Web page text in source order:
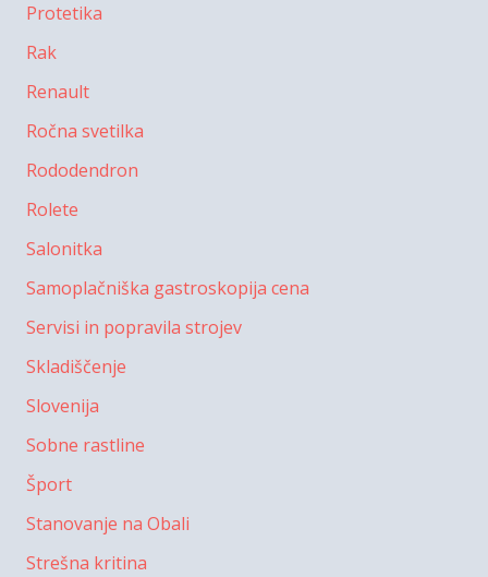
Protetika
Rak
Renault
Ročna svetilka
Rododendron
Rolete
Salonitka
Samoplačniška gastroskopija cena
Servisi in popravila strojev
Skladiščenje
Slovenija
Sobne rastline
Šport
Stanovanje na Obali
Strešna kritina